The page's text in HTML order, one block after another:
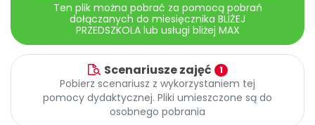
Ten plik można pobrać za pomocą pobrań
dołączanych do miesięcznika BLIŻEJ
PRZEDSZKOLA lub usługi bliżej MAX
Scenariusze zajęć 1
Pobierz scenariusz z wykorzystaniem tej
pomocy dydaktycznej. Pliki umieszczone są do
osobnego pobrania